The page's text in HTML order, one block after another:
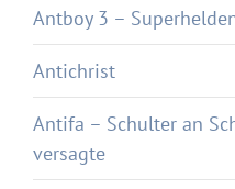
Antboy 3 –
Antichrist
Antifa – Schulter an
versagte